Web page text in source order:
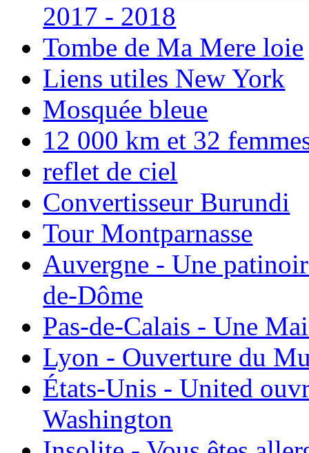
2017 - 2018
Tombe de Ma Mere loie
Liens utiles New York
Mosquée bleue
12 000 km et 32
reflet de ciel
Convertisseur Burundi
Tour Montparnasse
Auvergne - Une
de-Dôme
Pas-de-Calais - Une
Lyon - Ouverture du
États-Unis - United
Washington